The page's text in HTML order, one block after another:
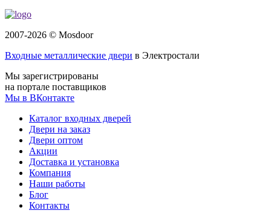
2007-2026 © Mosdoor
Входные металлические двери в Электростали
Мы зарегистрированы
на портале поставщиков
Мы в ВКонтакте
Каталог входных дверей
Двери на заказ
Двери оптом
Акции
Доставка и установка
Компания
Наши работы
Блог
Контакты